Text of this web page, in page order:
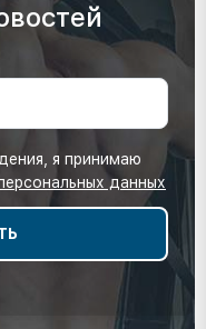
я принимаю
данных